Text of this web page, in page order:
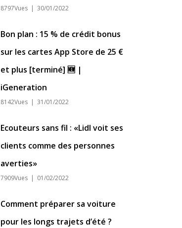
8797Vues | 30/01/2022
Bon plan : 15 % de crédit bonus
sur les cartes App Store de 25 €
et plus [terminé] 🆕 |
iGeneration
8142Vues | 31/01/2022
Ecouteurs sans fil : «Lidl voit ses
clients comme des personnes
averties»
7909Vues | 01/02/2022
Comment préparer sa voiture
pour les longs trajets d’été ?